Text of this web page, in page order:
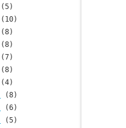
(5)
(10)
(8)
(8)
(7)
(8)
(4)
(8)
(6)
(5)